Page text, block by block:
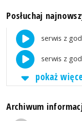
Posłuchaj
serwis z
serwis z
pokaż
Archiwum